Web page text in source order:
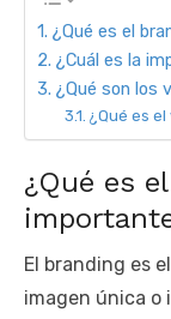
¿Qué es el
¿Cuál es la
¿Qué son los
¿Qué es
¿Qué es
El branding es
imagen única o